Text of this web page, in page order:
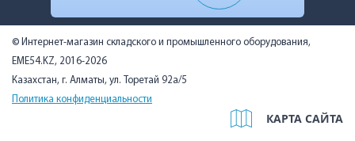
© Интернет-магазин складского и промышленного оборудования,
EME54.KZ, 2016-2026
Казахстан, г. Алматы, ул. Торетай 92а/5
Политика конфиденциальности
КАРТА САЙТА